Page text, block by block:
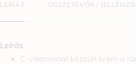
LEÍRÁS ÖSSZETEVŐK /
Leírás
C-vitaminnal készült krém a